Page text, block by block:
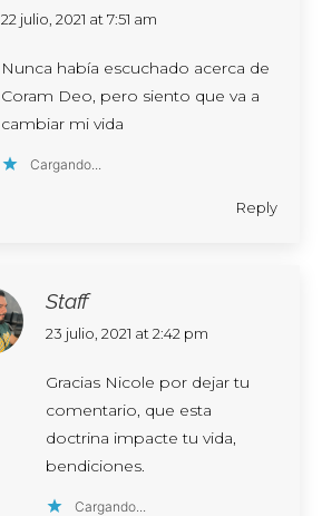
says:
22 julio, 2021 at 7:51 am
Nunca había escuchado acerca de
Coram Deo, pero siento que va a
cambiar mi vida
Cargando...
Reply
Staff
says:
23 julio, 2021 at 2:42 pm
Gracias Nicole por dejar tu
comentario, que esta
doctrina impacte tu vida,
bendiciones.
Cargando...